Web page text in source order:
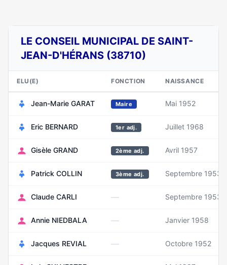
LE CONSEIL MUNICIPAL DE SAINT-
JEAN-D'HÉRANS (38710)
ELU(E) FONCTION NAISSANCE
Jean-Marie GARAT Maire Mai 1952
Eric BERNARD 1er adj. Juillet 1968
Gisèle GRAND 2ème adj. Avril 1957
Patrick COLLIN 3ème adj. Septembre 1953
Claude CARLI — Septembre 1953
Annie NIEDBALA — Janvier 1958
Jacques REVIAL — Octobre 1952